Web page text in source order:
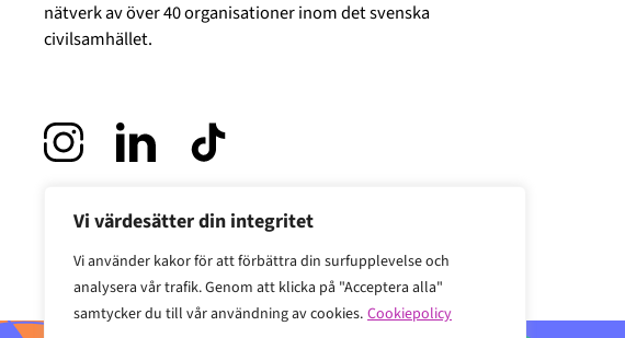
Vi värdesätter din integritet
Vi använder kakor för att förbättra din surfupplevelse och
analysera vår trafik. Genom att klicka på "Acceptera alla"
samtycker du till vår användning av cookies. Cookiepolicy
nätverk av över 40 organisationer inom det svenska
civilsamhället.